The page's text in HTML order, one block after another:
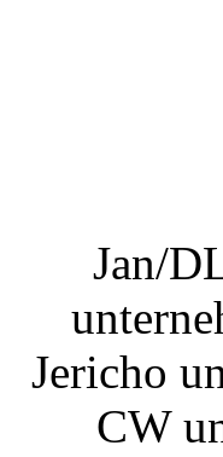
Jan/
Jericho
CW